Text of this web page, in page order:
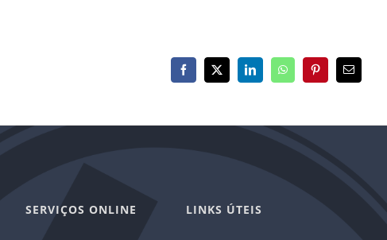
Facebook
X LinkedInWhatsAppPinterest
E-
mail
SERVIÇOS ONLINE LINKS ÚTEIS